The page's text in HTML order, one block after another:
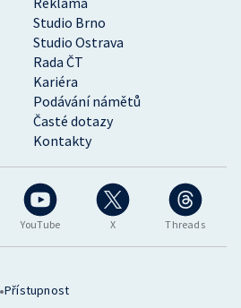
YouTube X Threads
Studio Brno
Studio Ostrava
Rada ČT
Kariéra
Podávání námětů
Časté dotazy
Kontakty
Přístupnost